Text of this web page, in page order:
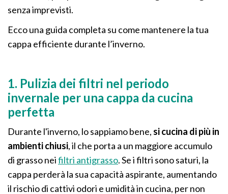
senza imprevisti.
Ecco una guida completa su come mantenere la tua
cappa efficiente durante l’inverno.
1. Pulizia dei filtri nel periodo
invernale per una cappa da cucina
perfetta
Durante l'inverno, lo sappiamo bene, si cucina di più in
ambienti chiusi, il che porta a un maggiore accumulo
di grasso neifiltri antigrasso. Se i filtri sono saturi, la
cappa perderà la sua capacità aspirante, aumentando
il rischio di cattivi odori e umidità in cucina, per non